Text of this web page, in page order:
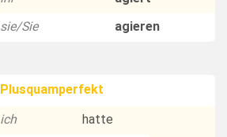
sie/Sie
agieren
Plusquamperfekt
ich
hatte